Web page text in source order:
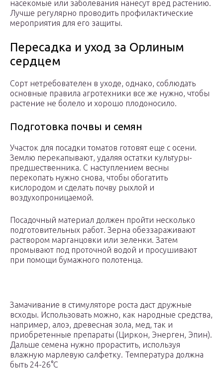
насекомые или заболевания нанесут вред растению.
Лучше регулярно проводить профилактические
мероприятия для его защиты.
Пересадка и уход за Орлиным
сердцем
Сорт нетребователен в уходе, однако, соблюдать
основные правила агротехники все же нужно, чтобы
растение не болело и хорошо плодоносило.
Подготовка почвы и семян
Участок для посадки томатов готовят еще с осени.
Землю перекапывают, удаляя остатки культуры-
предшественника. С наступлением весны
перекопать нужно снова, чтобы обогатить
кислородом и сделать почву рыхлой и
воздухопроницаемой.
Посадочный материал должен пройти несколько
подготовительных работ. Зерна обеззараживают
раствором марганцовки или зеленки. Затем
промывают под проточной водой и просушивают
при помощи бумажного полотенца.
Замачивание в стимуляторе роста даст дружные
всходы. Использовать можно, как народные средства,
например, алоэ, древесная зола, мед, так и
приобретенные препараты (Циркон, Энерген, Эпин).
Дальше семена нужно прорастить, используя
влажную марлевую салфетку. Температура должна
быть 24-26°С